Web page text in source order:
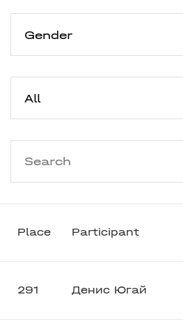
Place Participant
291 Денис Югай